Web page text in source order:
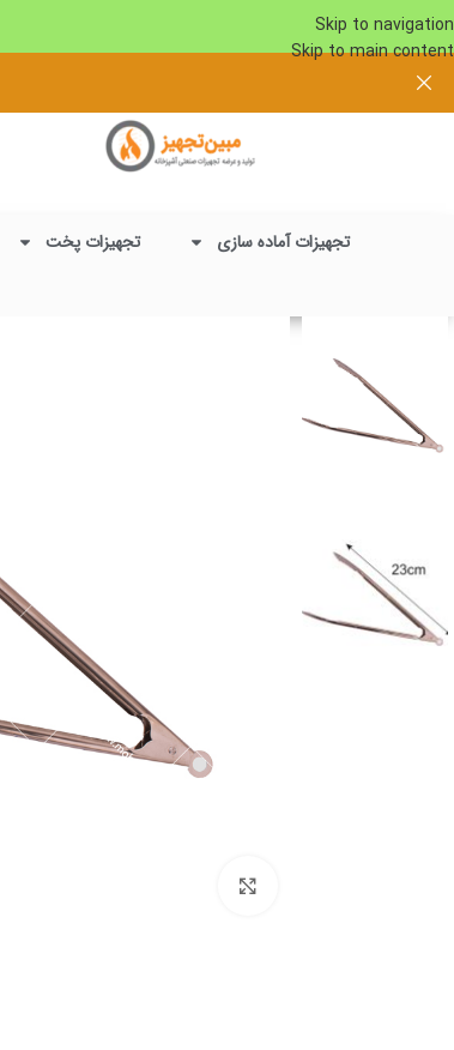
Skip to navigation
Skip to main content
تجهیزات آماده سازی تجهیزات پخت